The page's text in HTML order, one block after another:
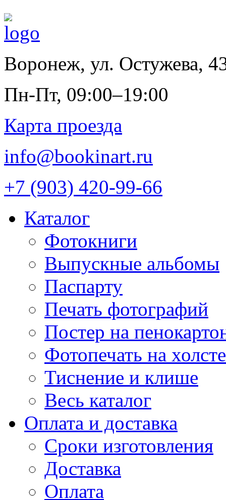
Воронеж, ул. Остужева,
Пн-Пт, 09:00–19:00
Карта проезда
info@bookinart.ru
+7 (903) 420-99-66
Каталог
Фотокниги
Выпускные альбомы
Паспарту
Печать фотографий
Постер на
Фотопечать на холсте
Тиснение и клише
Весь каталог
Оплата и доставка
Сроки изготовления
Доставка
Оплата